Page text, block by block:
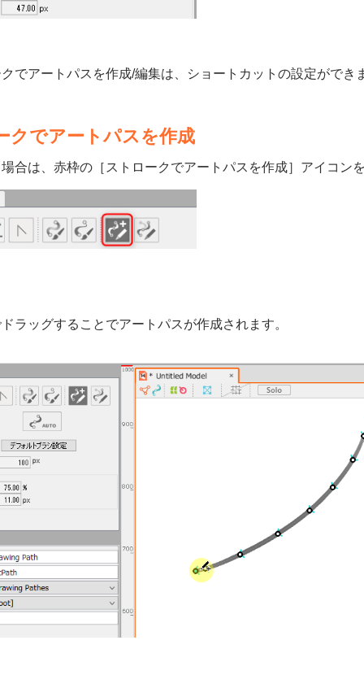
でアートパスを作成/編集は、ショートカットの設定ができ
クでアートパスを作成
合は、赤枠の［ストロークでアートパスを作成］アイコンを
ラッグすることでアートパスが作成されます。